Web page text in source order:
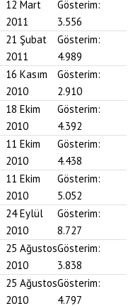
12 Mart
2011
Gösterim:
3.556
21 Şubat
2011
Gösterim:
4.989
16 Kasım
2010
Gösterim:
2.910
18 Ekim
2010
Gösterim:
4.392
11 Ekim
2010
Gösterim:
4.438
11 Ekim
2010
Gösterim:
5.052
24 Eylül
2010
Gösterim:
8.727
25 Ağustos
2010
Gösterim:
3.838
25 Ağustos
2010
Gösterim:
4.797